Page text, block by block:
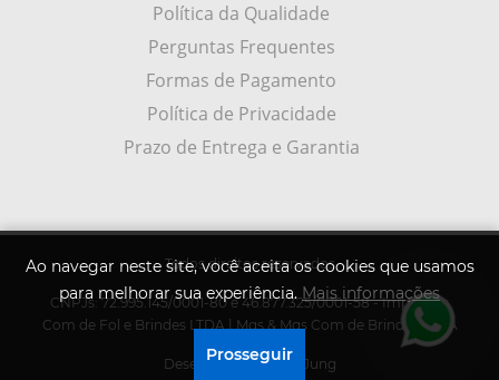
Ao navegar neste site, você aceita os cookies que usamos
para melhorar sua experiência.Mais informações
Prosseguir
Política da Qualidade
Perguntas Frequentes
Formas de Pagamento
Política de Privacidade
Prazo de Entrega e Garantia
Todos direitos reservados
CNPJs: 72.995.145/0001-80 e 46.877.325/0001-58 - Imprimus
Com de Fol e Brindes LTDA | Mqs & Mqs Com de Brindes LTDA
Desenvolvido porA .Jung